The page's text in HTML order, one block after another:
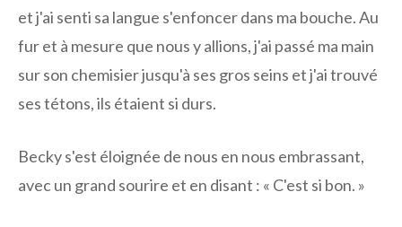
et j'ai senti sa langue s'enfoncer dans ma bouche. Au
fur et à mesure que nous y allions, j'ai passé ma main
sur son chemisier jusqu'à ses gros seins et j'ai trouvé
ses tétons, ils étaient si durs.
Becky s'est éloignée de nous en nous embrassant,
avec un grand sourire et en disant : « C'est si bon. »